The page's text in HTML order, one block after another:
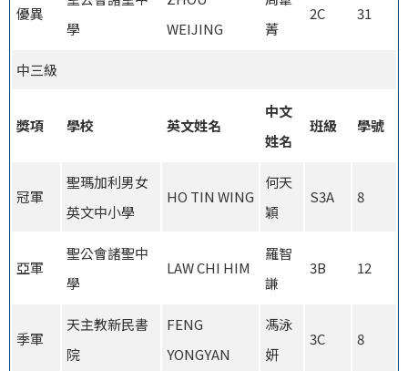
優異
學
WEIJING
菁
2C 31
中三級
獎項 學校 英文姓名
中文
姓名
班級 學號
冠軍
聖瑪加利男女
英文中小學
HO TIN WING
何天
穎
S3A 8
亞軍
聖公會諸聖中
學
LAW CHI HIM
羅智
謙
3B 12
季軍
天主教新民書
院
FENG
YONGYAN
馮泳
妍
3C 8